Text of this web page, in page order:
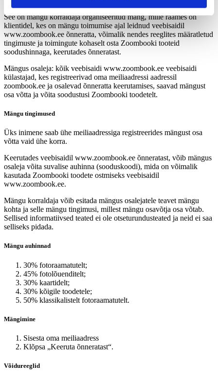
See on mängu korraldaja organiseeritud mäng, mille raames on
klientidel, kes on mängu toimumise ajal leidnud veebisaidil
www.zoombook.ee õnneratta, võimalik nendes reeglites määratletud
tingimuste ja toimingute kohaselt osta Zoombooki tooteid
soodushinnaga, keerutades õnneratast.
Mängus osaleja: kõik veebisaidi www.zoombook.ee veebisaidi
külastajad, kes registreerivad oma meiliaadressi aadressil
zoombook.ee ja osalevad õnneratta keerutamises, saavad mängust
osa võtta ja võita soodustusi Zoombooki toodetelt.
Mängu tingimused
Üks inimene saab ühe meiliaadressiga registreerides mängust osa
võtta vaid ühe korra.
Keerutades veebisaidil www.zoombook.ee õnneratast, võib mängus
osaleja võita suvalise auhinna (sooduskoodi), mida on võimalik
kasutada Zoombooki toodete ostmiseks veebisaidil
www.zoombook.ee.
Mängu korraldaja võib esitada mängus osalejatele teavet mängu
kohta ja selle mängu tingimusi, millest mängu osavõtja osa võtab.
Sellised informatiivsed teated ei ole otseturundusteated ja neid ei saa
selliseks pidada.
Mängu auhinnad
30% fotoraamatutelt;
45% fotolõuenditelt;
30% kaartidelt;
30% kõigile toodetele;
50% klassikalistelt fotoraamatutelt.
Mängimine
Sisesta oma meiliaadress
Klõpsa „Keeruta õnneratast“.
Võidureeglid